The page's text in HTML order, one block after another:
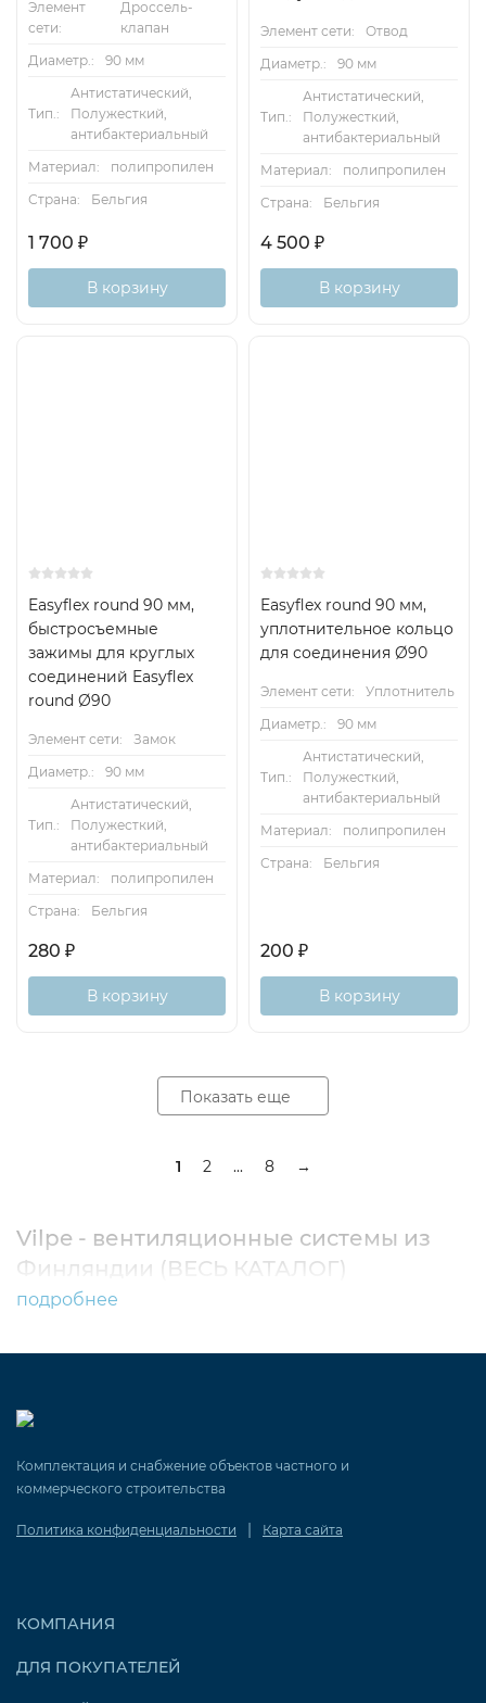
Элемент
сети:
Дроссель-
клапан
Диаметр.:
90 мм
Тип.:
Антистатический,
Полужесткий,
антибактериальный
Материал:
полипропилен
Страна:
Бельгия
1 700 ₽
В корзину
Элемент сети:
Отвод
Диаметр.:
90 мм
Тип.:
Антистатический,
Полужесткий,
антибактериальный
Материал:
полипропилен
Страна:
Бельгия
4 500 ₽
В корзину
Easyflex round 90 мм,
быстросъемные
зажимы для круглых
соединений Easyflex
round Ø90
Элемент сети:
Замок
Диаметр.:
90 мм
Тип.:
Антистатический,
Полужесткий,
антибактериальный
Материал:
полипропилен
Страна:
Бельгия
280 ₽
В корзину
Easyflex round 90 мм,
уплотнительное кольцо
для соединения Ø90
Элемент сети:
Уплотнитель
Диаметр.:
90 мм
Тип.:
Антистатический,
Полужесткий,
антибактериальный
Материал:
полипропилен
Страна:
Бельгия
200 ₽
В корзину
Показать еще
1 2 ... 8 →
Vilpe - вентиляционные системы из
Финляндии (ВЕСЬ КАТАЛОГ)
подробнее
Комплектация и снабжение объектов частного и
коммерческого строительства
Политика конфиденциальности | Карта сайта
КОМПАНИЯ
ДЛЯ ПОКУПАТЕЛЕЙ